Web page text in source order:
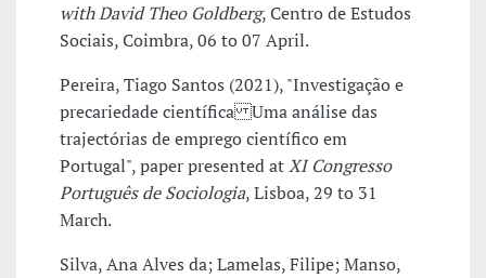
with David Theo Goldberg, Centro de Estudos
Sociais, Coimbra, 06 to 07 April.
Pereira, Tiago Santos (2021), "Investigação e
precariedade científica Uma análise das
trajectórias de emprego científico em
Portugal", paper presented atXI Congresso
Português de Sociologia, Lisboa, 29 to 31
March.
Silva, Ana Alves da; Lamelas, Filipe; Manso,